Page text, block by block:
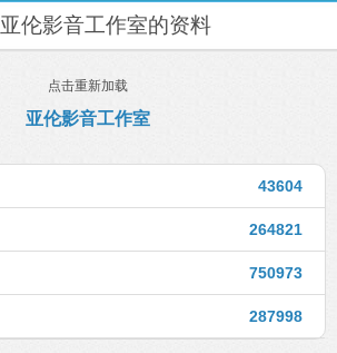
亚伦影音工作室的资料
点击重新加载
亚伦影音工作室
43604
264821
750973
287998